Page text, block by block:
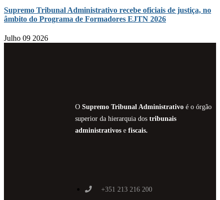
Supremo Tribunal Administrativo recebe oficiais de justiça, no
âmbito do Programa de Formadores EJTN 2026
Julho 09 2026
O Supremo Tribunal Administrativoé o órgão
superior da hierarquia dos tribunais
administrativose fiscais.
+351 213 216 200